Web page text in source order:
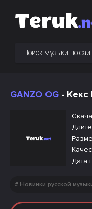
GANZO OG - Кекс
Дата
Новинки русской